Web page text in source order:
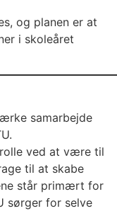
og planen er at
i skoleåret
samarbejde
ved at være til
til at skabe
står primært for
sørger for selve